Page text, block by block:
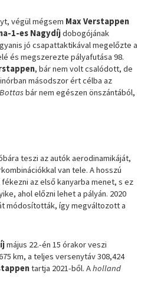
végül mégsem Max Verstappen
1-es Nagydíjdobogójának
jó csapattaktikával megelőzte a
és megszerezte pályafutása 98.
, bár nem volt csalódott, de
másodszor ért célba az
bár nem egészen önszántából,
teszi az autók aerodinamikáját,
van tele. A hosszú
az első kanyarba menet, s ez
ahol előzni lehet a pályán. 2020
módosították, így megváltozott a
május 22.-én 15 órakor veszi
km, a teljes versenytáv 308,424
tartja 2021-ből. Aholland